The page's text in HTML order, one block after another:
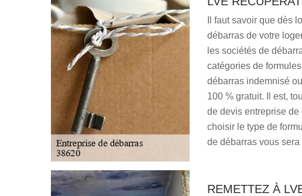
Il faut savoir que dès
débarras de votre
les sociétés de
catégories de
débarras indemnisé
100 % gratuit. Il est,
de devis entreprise
choisir le type de
de débarras vous
REMETTEZ À